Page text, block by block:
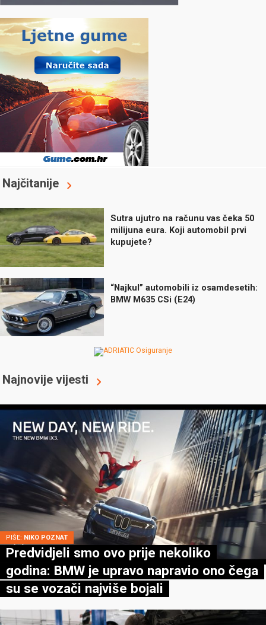
Najčitanije
Sutra ujutro na računu vas čeka 50
milijuna eura. Koji automobil prvi
kupujete?
“Najkul” automobili iz osamdesetih:
BMW M635 CSi (E24)
Najnovije vijesti
PIŠE: NIKO POZNAT
Predvidjeli smo ovo prije nekoliko
godina: BMW je upravo napravio ono čega
su se vozači najviše bojali